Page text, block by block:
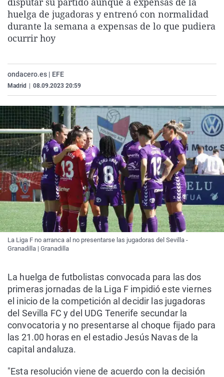
La rosa de los vientos
Gente viajera
Caso
Retornados
Extremadura
Galicia
Virales
Televisión
huelga de jugadoras y entrenó con normalidad
durante la semana a expensas de lo que pudiera
ocurrir hoy
ondacero.es | EFE
Madrid 08.09.2023 20:59
La Liga F no arranca al no presentarse las jugadoras del Sevilla -
Granadilla | Granadilla
La huelga de futbolistas convocada para las dos
primeras jornadas de la Liga F impidió este viernes
el inicio de la competición al decidir las jugadoras
del Sevilla FC y del UDG Tenerife secundar la
convocatoria y no presentarse al choque fijado para
las 21.00 horas en el estadio Jesús Navas de la
capital andaluza.
"Esta resolución viene de acuerdo con la decisión